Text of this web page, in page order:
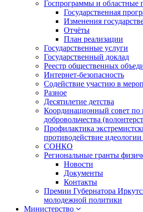
Госпрограммы и областные
Государственная
Изменения
Отчёты
План реализации
Государственные услуги
Государственный доклад
Реестр общественных
Интернет-безопасность
Содействие участию в
Разное
Десятилетие детства
Координационный совет по
добровольчества
Профилактика
противодействие идеологии
СОНКО
Региональные гранты
Новости
Документы
Контакты
Премии Губернатора
молодежной политики
Министерство